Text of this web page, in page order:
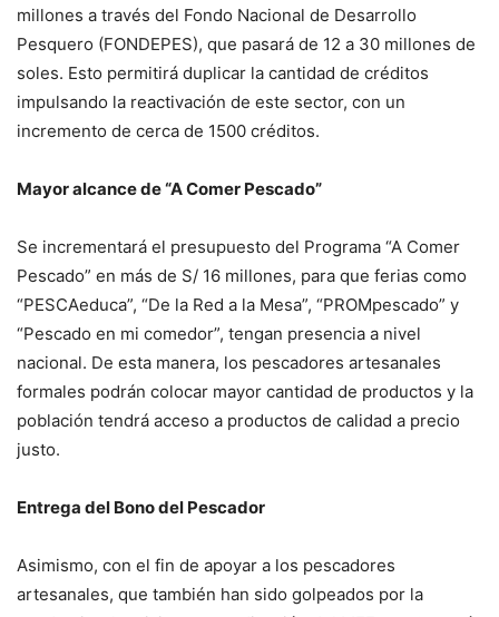
millones a través del Fondo Nacional de Desarrollo
Pesquero (FONDEPES), que pasará de 12 a 30 millones de
soles. Esto permitirá duplicar la cantidad de créditos
impulsando la reactivación de este sector, con un
incremento de cerca de 1500 créditos.
Mayor alcance de “A Comer Pescado”
Se incrementará el presupuesto del Programa “A Comer
Pescado” en más de S/ 16 millones, para que ferias como
“PESCAeduca”, “De la Red a la Mesa”, “PROMpescado” y
“Pescado en mi comedor”, tengan presencia a nivel
nacional. De esta manera, los pescadores artesanales
formales podrán colocar mayor cantidad de productos y la
población tendrá acceso a productos de calidad a precio
justo.
Entrega del Bono del Pescador
Asimismo, con el fin de apoyar a los pescadores
artesanales, que también han sido golpeados por la